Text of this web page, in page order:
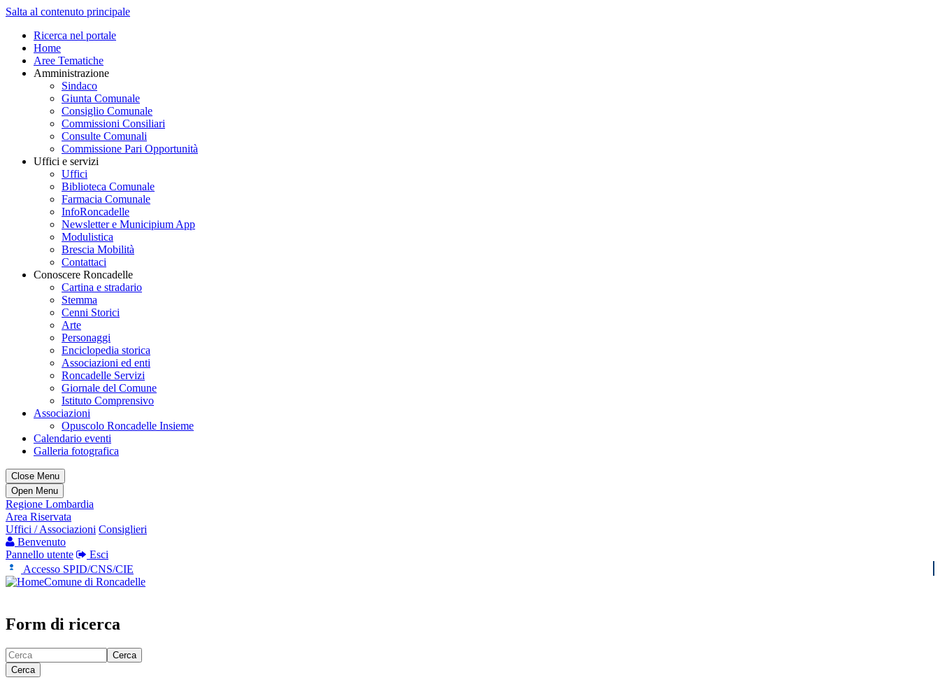
Salta al contenuto principale
Ricerca nel portale
Home
Aree Tematiche
Amministrazione
Sindaco
Giunta Comunale
Consiglio Comunale
Commissioni Consiliari
Consulte Comunali
Commissione Pari Opportunità
Uffici e servizi
Uffici
Biblioteca Comunale
Farmacia Comunale
InfoRoncadelle
Newsletter e Municipium App
Modulistica
Brescia Mobilità
Contattaci
Conoscere Roncadelle
Cartina e stradario
Stemma
Cenni Storici
Arte
Personaggi
Enciclopedia storica
Associazioni ed enti
Roncadelle Servizi
Giornale del Comune
Istituto Comprensivo
Associazioni
Opuscolo Roncadelle Insieme
Calendario eventi
Galleria fotografica
Close Menu
Open Menu
Regione Lombardia
Area Riservata
Uffici / Associazioni Consiglieri
Benvenuto
Pannello utente
Esci
Accesso SPID/CNS/CIE
Comune di Roncadelle
Form di ricerca
Cerca
Cerca